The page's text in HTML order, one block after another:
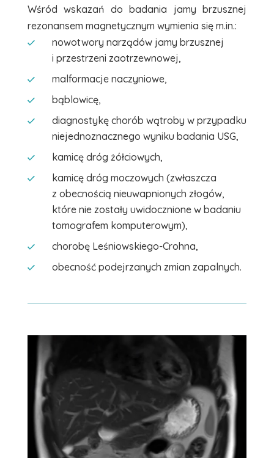
Wśród wskazań do badania jamy brzusznej
rezonansem magnetycznym wymienia się m.in.:
nowotwory narządów jamy brzusznej
i przestrzeni zaotrzewnowej,
malformacje naczyniowe,
bąblowicę,
diagnostykę chorób wątroby w przypadku
niejednoznacznego wyniku badania USG,
kamicę dróg żółciowych,
kamicę dróg moczowych (zwłaszcza
z obecnością nieuwapnionych złogów,
które nie zostały uwidocznione w badaniu
tomografem komputerowym),
chorobę Leśniowskiego-Crohna,
obecność podejrzanych zmian zapalnych.